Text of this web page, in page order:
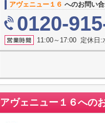
アヴェニュー１６ へのお問い
0120-
11:00～17:00 定休日:
アヴェニュー１６への